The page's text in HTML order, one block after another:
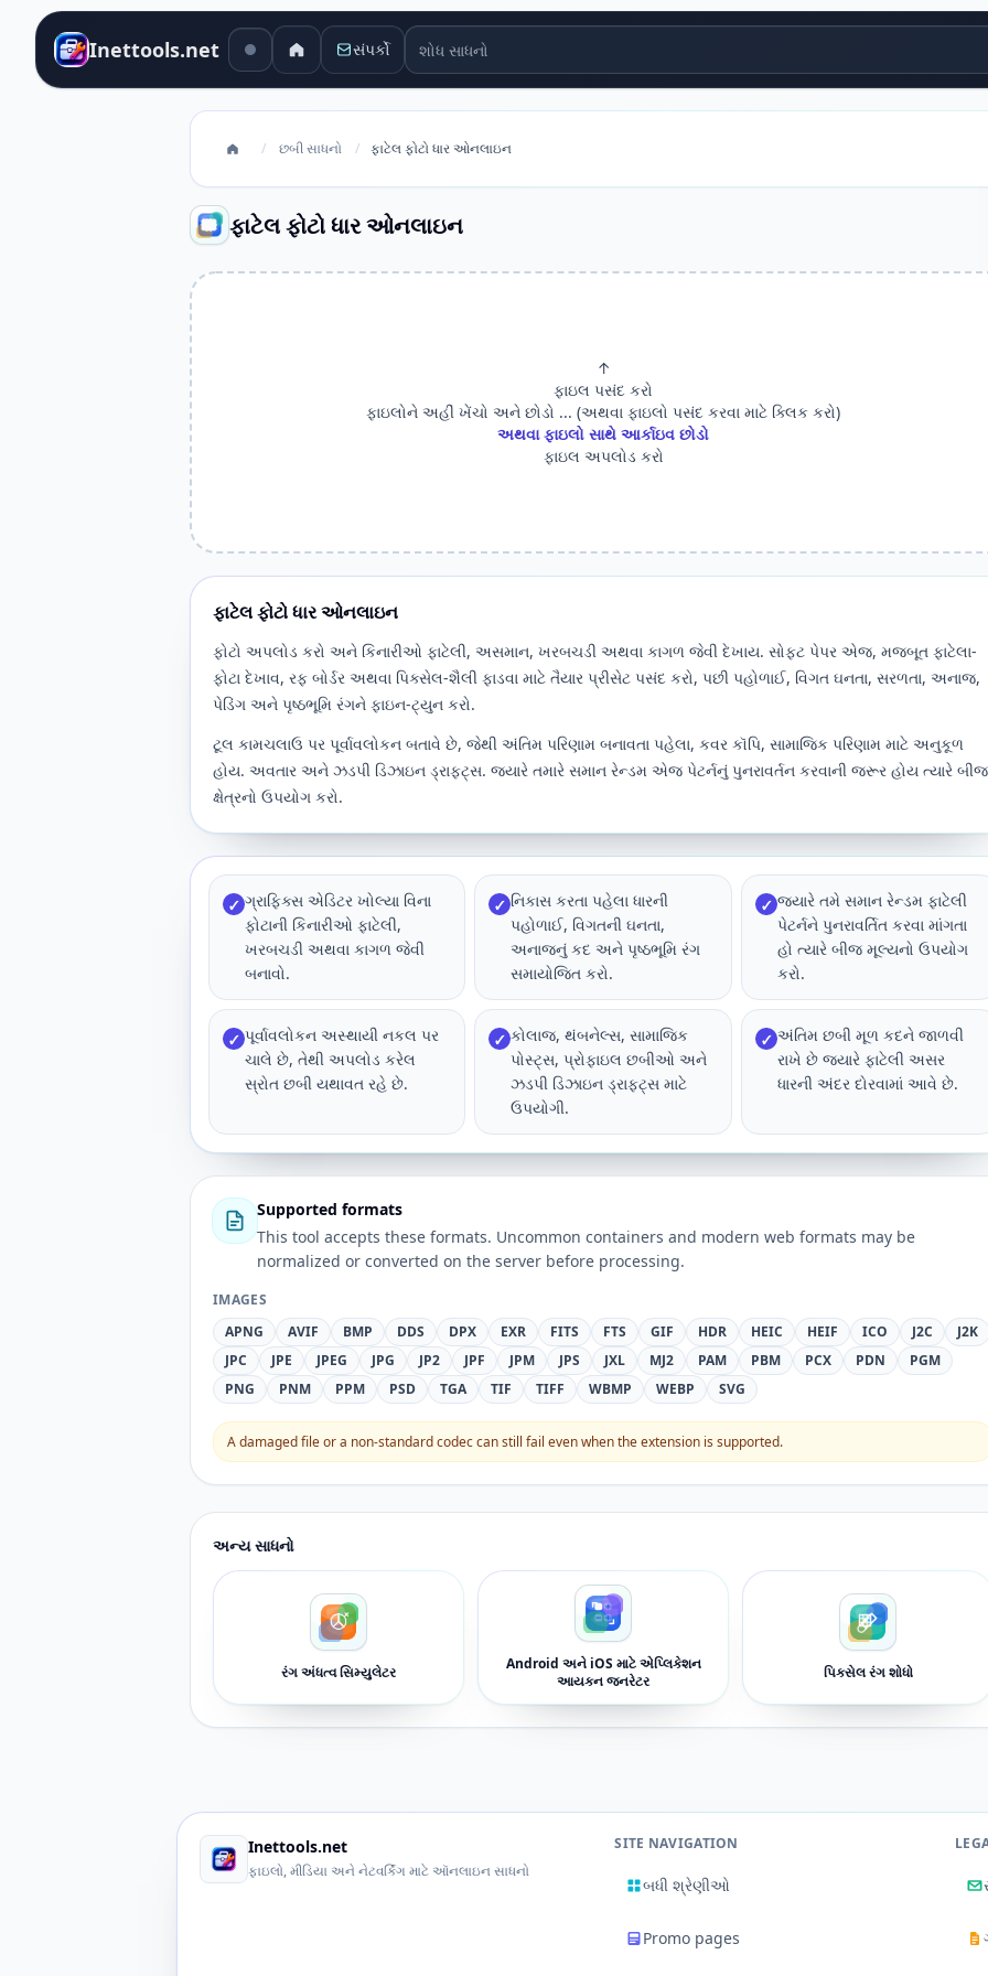
Inettools.net સંપર્કો શોધ સાધનો
/ છબી સાધનો / ફાટેલ ફોટો ધાર ઓનલાઇન
ફાટેલ ફોટો ધાર ઓનલાઇન
↑
ફાઇલ પસંદ કરો
ફાઇલોને અહીં ખેંચો અને છોડો ... (અથવા ફાઇલો પસંદ કરવા માટે ક્લિક કરો)
અથવા ફાઇલો સાથે આર્કાઇવ છોડો
ફાઇલ અપલોડ કરો
ફાટેલ ફોટો ધાર ઓનલાઇન
ફોટો અપલોડ કરો અને કિનારીઓ ફાટેલી, અસમાન, ખરબચડી અથવા કાગળ જેવી દેખાય. સોફ્ટ પેપર એજ, મજબૂત ફાટેલા-
ફોટા દેખાવ, રફ બોર્ડર અથવા પિક્સેલ-શૈલી ફાડવા માટે તૈયાર પ્રીસેટ પસંદ કરો, પછી પહોળાઈ, વિગત ઘનતા, સરળતા, અનાજ,
પેડિંગ અને પૃષ્ઠભૂમિ રંગને ફાઇન-ટ્યુન કરો.
ટૂલ કામચલાઉ પર પૂર્વાવલોકન બતાવે છે, જેથી અંતિમ પરિણામ બનાવતા પહેલા, કવર કૉપિ, સામાજિક પરિણામ માટે અનુકૂળ
હોય. અવતાર અને ઝડપી ડિઝાઇન ડ્રાફ્ટ્સ. જ્યારે તમારે સમાન રેન્ડમ એજ પેટર્નનું પુનરાવર્તન કરવાની જરૂર હોય ત્યારે બીજ
ક્ષેત્રનો ઉપયોગ કરો.
✓ ગ્રાફિક્સ એડિટર ખોલ્યા વિના
ફોટાની કિનારીઓ ફાટેલી,
ખરબચડી અથવા કાગળ જેવી
બનાવો.
✓ નિકાસ કરતા પહેલા ધારની
પહોળાઈ, વિગતની ઘનતા,
અનાજનું કદ અને પૃષ્ઠભૂમિ રંગ
સમાયોજિત કરો.
✓ જ્યારે તમે સમાન રેન્ડમ ફાટેલી
પેટર્નને પુનરાવર્તિત કરવા માંગતા
હો ત્યારે બીજ મૂલ્યનો ઉપયોગ
કરો.
✓ પૂર્વાવલોકન અસ્થાયી નકલ પર
ચાલે છે, તેથી અપલોડ કરેલ
સ્રોત છબી યથાવત રહે છે.
✓ કોલાજ, થંબનેલ્સ, સામાજિક
પોસ્ટ્સ, પ્રોફાઇલ છબીઓ અને
ઝડપી ડિઝાઇન ડ્રાફ્ટ્સ માટે
ઉપયોગી.
✓ અંતિમ છબી મૂળ કદને જાળવી
રાખે છે જ્યારે ફાટેલી અસર
ધારની અંદર દોરવામાં આવે છે.
Supported formats
This tool accepts these formats. Uncommon containers and modern web formats may be
normalized or converted on the server before processing.
IMAGES
APNG
AVIF BMP DDS DPX EXR FITS FTS GIF HDR HEIC HEIF ICO J2C
J2K
JPC
JPE JPEG JPG JP2 JPF JPM JPS JXL MJ2 PAM PBM PCX PDN
PGM
PNG
PNM PPM PSD TGA TIF TIFF WBMP WEBP SVG
A damaged file or a non-standard codec can still fail even when the extension is supported.
અન્ય સાધનો
રંગ અંધત્વ સિમ્યુલેટર
Android અને iOS માટે એપ્લિકેશન
આયકન જનરેટર
પિક્સેલ રંગ શોધો
Inettools.net
ફાઇલો, મીડિયા અને નેટવર્કિંગ માટે ઑનલાઇન સાધનો
SITE NAVIGATION
બધી શ્રેણીઓ
Promo pages